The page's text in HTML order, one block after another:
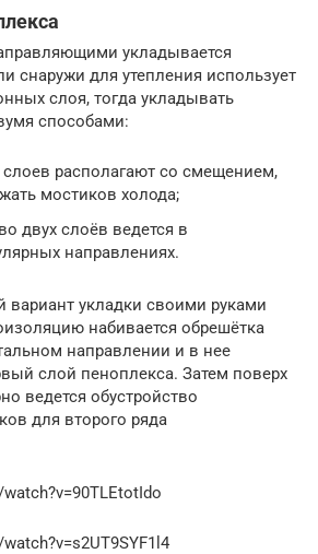
укладывается
снаружи для утепления использует
слоя, тогда укладывать
способами:
располагают со смещением,
мостиков холода;
двух слоёв ведется в
направлениях.
вариант укладки своими руками
набивается обрешётка
направлении и в нее
слой пеноплекса. Затем поверх
ведется обустройство
для второго ряда